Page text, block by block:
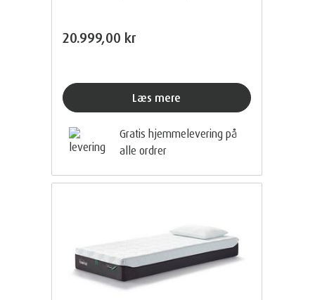
20.999,00 kr
Læs mere
Gratis hjemmelevering på
alle ordrer